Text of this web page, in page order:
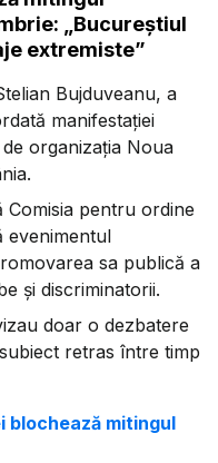
„Bucureștiul
extremiste”
Bujduveanu, a
manifestației
organizația Noua
pentru ordine
evenimentul
sa publică a
și discriminatorii.
doar o dezbatere
retras între timp
blochează mitingul